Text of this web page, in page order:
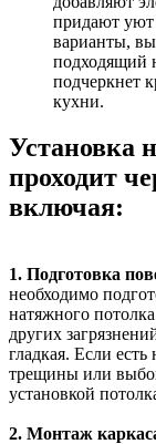
придают уют
варианты,
подходящий
подчеркнет
кухни.
Установка
проходит
включая:
1. Подготовка
необходимо
натяжного
других
гладкая. Если
трещины или
установкой
2. Монтаж